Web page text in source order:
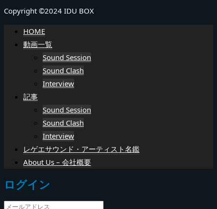
Copyright ©2024 IDU BOX
HOME
動画一覧
Sound Session
Sound Clash
Interview
記事
Sound Session
Sound Clash
Interview
レゲエサウンド・アーティスト名鑑
About Us – 会社概要
ログイン